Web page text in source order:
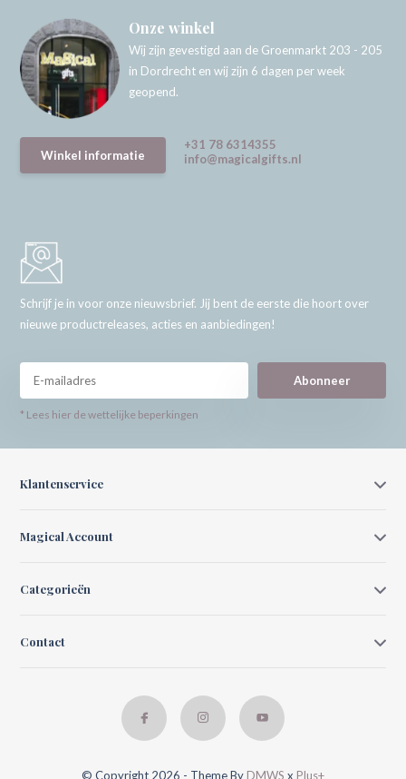
Onze winkel
Wij zijn gevestigd aan de Groenmarkt 203 - 205
in Dordrecht en wij zijn 6 dagen per week
geopend.
Winkel informatie
+31 78 6314355
info@magicalgifts.nl
Schrijf je in voor onze nieuwsbrief. Jij bent de eerste die hoort over
nieuwe productreleases, acties en aanbiedingen!
Abonneer
* Lees hier de wettelijke beperkingen
Klantenservice
Magical Account
Categorieën
Contact
© Copyright 2026 - Theme By DMWS x Plus+